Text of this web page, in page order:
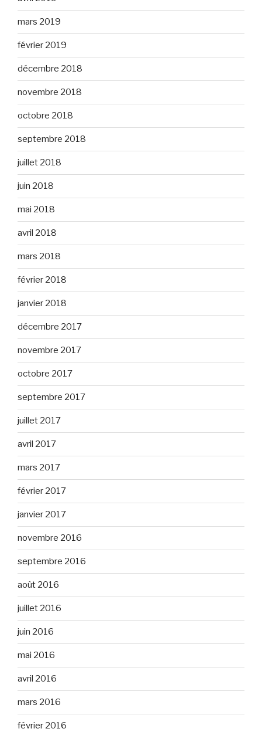
mars 2019
février 2019
décembre 2018
novembre 2018
octobre 2018
septembre 2018
juillet 2018
juin 2018
mai 2018
avril 2018
mars 2018
février 2018
janvier 2018
décembre 2017
novembre 2017
octobre 2017
septembre 2017
juillet 2017
avril 2017
mars 2017
février 2017
janvier 2017
novembre 2016
septembre 2016
août 2016
juillet 2016
juin 2016
mai 2016
avril 2016
mars 2016
février 2016